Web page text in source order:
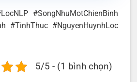
#SongNhuMotChienBinh
#TinhThuc #NguyenHuynhLoc
5/5 - (1 bình chọn)